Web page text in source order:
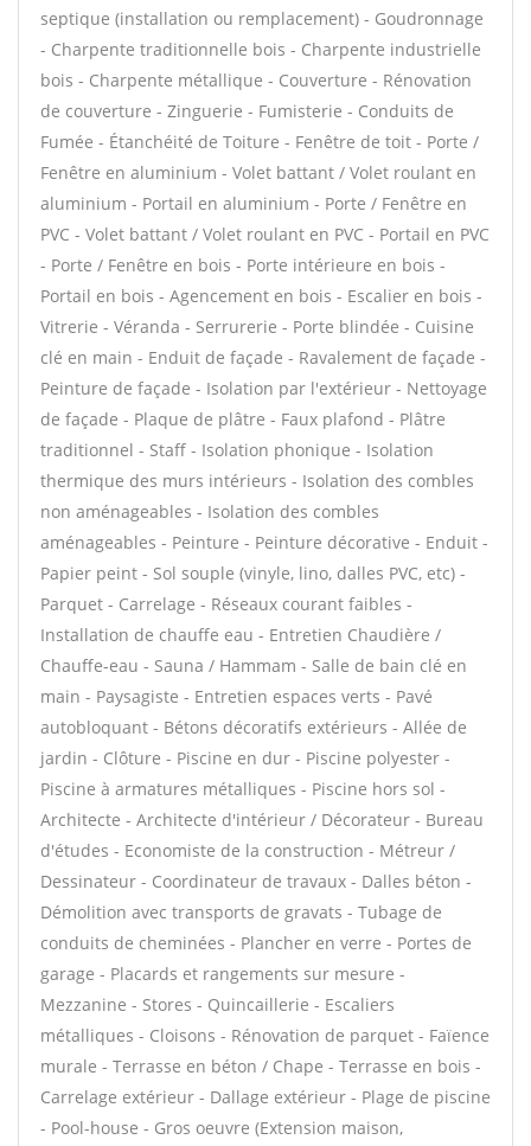
septique (installation ou remplacement) - Goudronnage
- Charpente traditionnelle bois - Charpente industrielle
bois - Charpente métallique - Couverture - Rénovation
de couverture - Zinguerie - Fumisterie - Conduits de
Fumée - Étanchéité de Toiture - Fenêtre de toit - Porte /
Fenêtre en aluminium - Volet battant / Volet roulant en
aluminium - Portail en aluminium - Porte / Fenêtre en
PVC - Volet battant / Volet roulant en PVC - Portail en PVC
- Porte / Fenêtre en bois - Porte intérieure en bois -
Portail en bois - Agencement en bois - Escalier en bois -
Vitrerie - Véranda - Serrurerie - Porte blindée - Cuisine
clé en main - Enduit de façade - Ravalement de façade -
Peinture de façade - Isolation par l'extérieur - Nettoyage
de façade - Plaque de plâtre - Faux plafond - Plâtre
traditionnel - Staff - Isolation phonique - Isolation
thermique des murs intérieurs - Isolation des combles
non aménageables - Isolation des combles
aménageables - Peinture - Peinture décorative - Enduit -
Papier peint - Sol souple (vinyle, lino, dalles PVC, etc) -
Parquet - Carrelage - Réseaux courant faibles -
Installation de chauffe eau - Entretien Chaudière /
Chauffe-eau - Sauna / Hammam - Salle de bain clé en
main - Paysagiste - Entretien espaces verts - Pavé
autobloquant - Bétons décoratifs extérieurs - Allée de
jardin - Clôture - Piscine en dur - Piscine polyester -
Piscine à armatures métalliques - Piscine hors sol -
Architecte - Architecte d'intérieur / Décorateur - Bureau
d'études - Economiste de la construction - Métreur /
Dessinateur - Coordinateur de travaux - Dalles béton -
Démolition avec transports de gravats - Tubage de
conduits de cheminées - Plancher en verre - Portes de
garage - Placards et rangements sur mesure -
Mezzanine - Stores - Quincaillerie - Escaliers
métalliques - Cloisons - Rénovation de parquet - Faïence
murale - Terrasse en béton / Chape - Terrasse en bois -
Carrelage extérieur - Dallage extérieur - Plage de piscine
- Pool-house - Gros oeuvre (Extension maison,